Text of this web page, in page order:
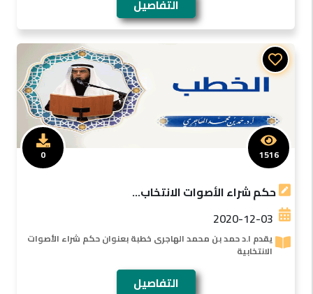
التفاصيل
حكم شراء الأصوات الانتخاب...
2020-12-03
يقدم ا.د حمد بن محمد الهاجرى خطبة بعنوان حكم شراء الأصوات
الانتخابية
التفاصيل
1516
0